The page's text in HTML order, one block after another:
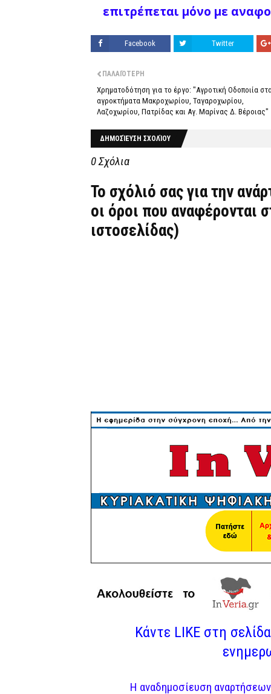
επιτρέπεται μόνο με
Facebook Twitter
ΠΑΛΑΙΌΤΕΡΗ
Χρηματοδότηση για το έργο: "Αγροτική Οδοποιία
αγροκτήματα Μακροχωρίου, Ταγαροχωρίου,
Λαζοχωρίου, Πατρίδας και Αγ. Μαρίνας Δ. Βέροιας"
ΔΗΜΟΣΊΕΥΣΗ ΣΧΟΛΊΟΥ
0 Σχόλια
Το σχόλιό σας για την
οι όροι που αναφέρονται
ιστοσελίδας)
Κάντε LIKE στη
Η αναδημοσίευση